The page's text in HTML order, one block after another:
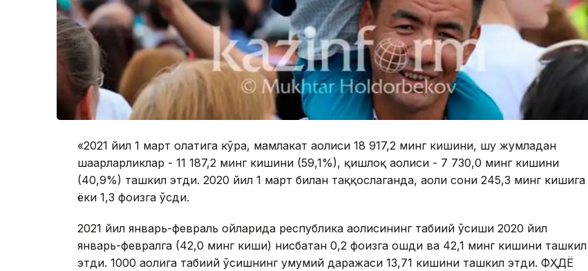
«2021 йил 1 март ҳолатига кўра, мамлакат аҳолиси 18 917,2 минг кишини, шу жумладан
шаҳарларликлар - 11 187,2 минг кишини (59,1%), қишлоқ аҳолиси - 7 730,0 минг кишини
(40,9%) ташкил этди. 2020 йил 1 март билан таққослаганда, аҳоли сони 245,3 минг кишига
ёки 1,3 фоизга ўсди.
2021 йил январь-февраль ойларида республика аҳолисининг табиий ўсиши 2020 йил
январь-февралга (42,0 минг киши) нисбатан 0,2 фоизга ошди ва 42,1 минг кишини ташкил
этди. 1000 аҳолига табиий ўсишнинг умумий даражаси 13,71 кишини ташкил этди. ФҲДЁ